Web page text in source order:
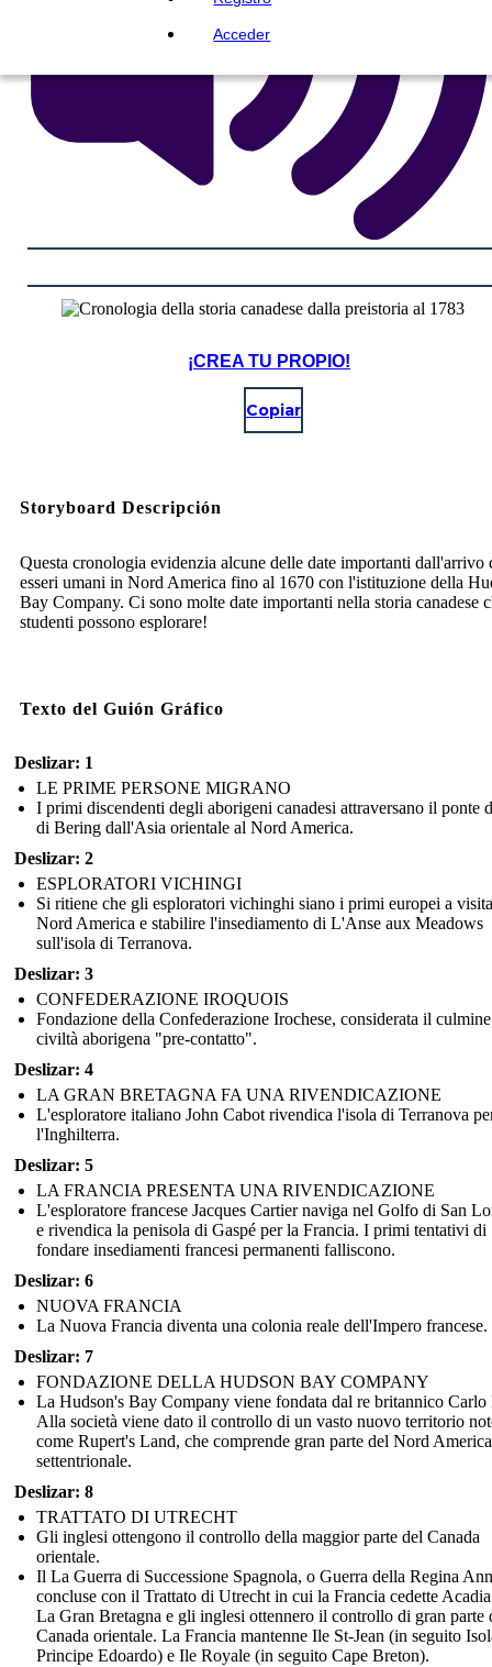
Acceder
¡CREA TU PROPIO!
Copiar
Storyboard Descripción
Questa cronologia evidenzia alcune delle date importanti dall'arrivo
esseri umani in Nord America fino al 1670 con l'istituzione della
Bay Company. Ci sono molte date importanti nella storia canadese
studenti possono esplorare!
Texto del Guión Gráfico
Deslizar: 1
LE PRIME PERSONE MIGRANO
I primi discendenti degli aborigeni canadesi attraversano il ponte
di Bering dall'Asia orientale al Nord America.
Deslizar: 2
ESPLORATORI VICHINGI
Si ritiene che gli esploratori vichinghi siano i primi europei a
Nord America e stabilire l'insediamento di L'Anse aux Meadows
sull'isola di Terranova.
Deslizar: 3
CONFEDERAZIONE IROQUOIS
Fondazione della Confederazione Irochese, considerata il
civiltà aborigena "pre-contatto".
Deslizar: 4
LA GRAN BRETAGNA FA UNA RIVENDICAZIONE
L'esploratore italiano John Cabot rivendica l'isola di Terranova
l'Inghilterra.
Deslizar: 5
LA FRANCIA PRESENTA UNA RIVENDICAZIONE
L'esploratore francese Jacques Cartier naviga nel Golfo di San
e rivendica la penisola di Gaspé per la Francia. I primi tentativi di
fondare insediamenti francesi permanenti falliscono.
Deslizar: 6
NUOVA FRANCIA
La Nuova Francia diventa una colonia reale dell'Impero francese.
Deslizar: 7
FONDAZIONE DELLA HUDSON BAY COMPANY
La Hudson's Bay Company viene fondata dal re britannico Carlo
Alla società viene dato il controllo di un vasto nuovo territorio
come Rupert's Land, che comprende gran parte del Nord America
settentrionale.
Deslizar: 8
TRATTATO DI UTRECHT
Gli inglesi ottengono il controllo della maggior parte del Canada
orientale.
Il La Guerra di Successione Spagnola, o Guerra della Regina
concluse con il Trattato di Utrecht in cui la Francia cedette
La Gran Bretagna e gli inglesi ottennero il controllo di gran parte
Canada orientale. La Francia mantenne Ile St-Jean (in seguito
Principe Edoardo) e Ile Royale (in seguito Cape Breton).